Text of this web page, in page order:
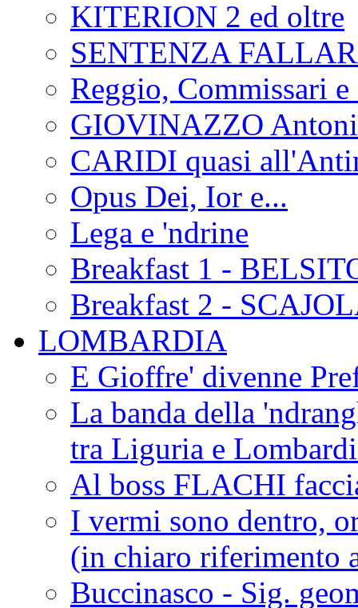
KITERION 2 ed oltre
SENTENZA
Reggio, Commissari
GIOVINAZZO
CARIDI quasi
Opus Dei, Ior e...
Lega e 'ndrine
Breakfast 1 -
Breakfast 2 -
LOMBARDIA
E Gioffre' divenne
La banda della
tra Liguria e
Al boss FLACHI
I vermi sono dentro,
(in chiaro riferimento
Buccinasco - Sig.